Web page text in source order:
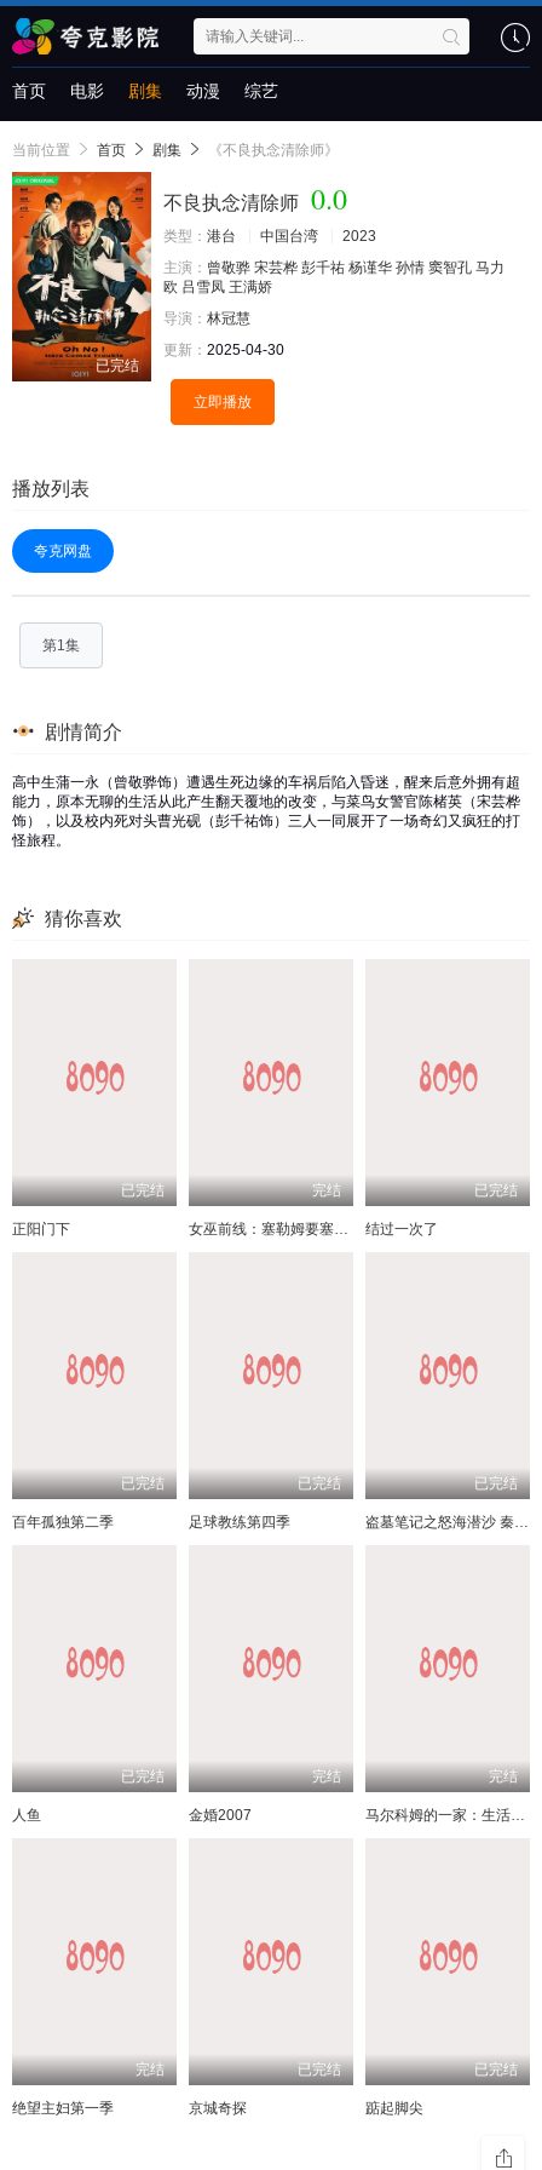
首页 电影 剧集 动漫 综艺
当前位置 首页 剧集 《不良执念清除师》
已完结
不良执念清除师 0.0
类型： 港台 中国台湾
2023
主演： 曾敬骅 宋芸桦 彭千祐 杨谨华 孙情 窦智孔 马力
欧 吕雪凤 王满娇
导演： 林冠慧
更新： 2025-04-30
立即播放
播放列表
夸克网盘
第1集
剧情简介
高中生蒲一永（曾敬骅饰）遭遇生死边缘的车祸后陷入昏迷，醒来后意外拥有超
能力，原本无聊的生活从此产生翻天覆地的改变，与菜鸟女警官陈楮英（宋芸桦
饰），以及校内死对头曹光砚（彭千祐饰）三人一同展开了一场奇幻又疯狂的打
怪旅程。
猜你喜欢
已完结
正阳门下
完结
女巫前线：塞勒姆要塞第三季
已完结
结过一次了
已完结
百年孤独第二季
已完结
足球教练第四季
已完结
盗墓笔记之怒海潜沙 秦岭神树
已完结
人鱼
完结
金婚2007
完结
马尔科姆的一家：生活依旧不公
完结
绝望主妇第一季
已完结
京城奇探
已完结
踮起脚尖